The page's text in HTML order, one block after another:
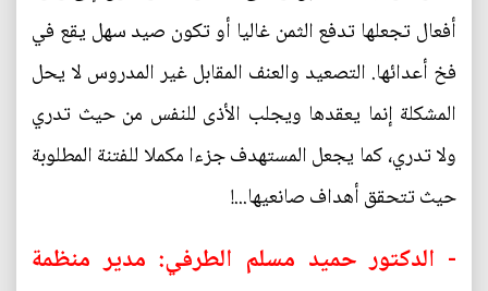
أفعال تجعلها تدفع الثمن غاليا أو تكون صيد سهل يقع في
فخ أعدائها. التصعيد والعنف المقابل غير المدروس لا يحل
المشكلة إنما يعقدها ويجلب الأذى للنفس من حيث تدري
ولا تدري، كما يجعل المستهدف جزءا مكملا للفتنة المطلوبة
حيث تتحقق أهداف صانعيها...!
- الدكتور حميد مسلم الطرفي: مدير منظمة